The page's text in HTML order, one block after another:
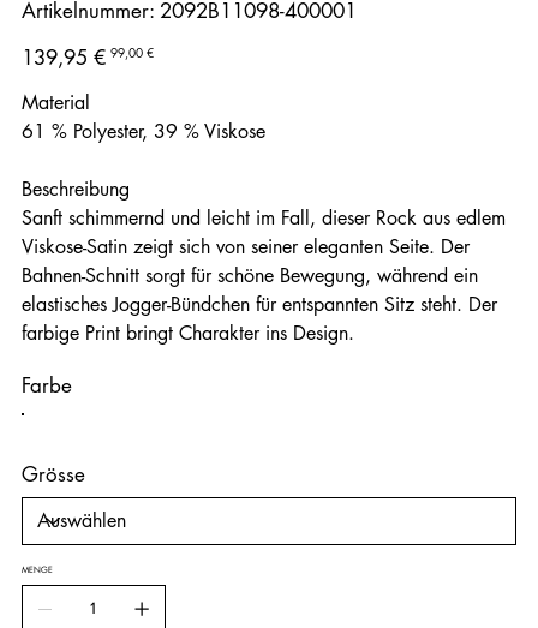
Artikelnummer: Artikelnummer:
2092B11098-
2092B11098-400001
Ursprünglicher
Preis
139,95 € Angebotspreis
99,00 €
Material
61 % Polyester, 39 % Viskose
Beschreibung
Sanft schimmernd und leicht im Fall, dieser Rock aus edlem
Viskose-Satin zeigt sich von seiner eleganten Seite. Der
Bahnen-Schnitt sorgt für schöne Bewegung, während ein
elastisches Jogger-Bündchen für entspannten Sitz steht. Der
farbige Print bringt Charakter ins Design.
Farbe
Grösse
MENGE